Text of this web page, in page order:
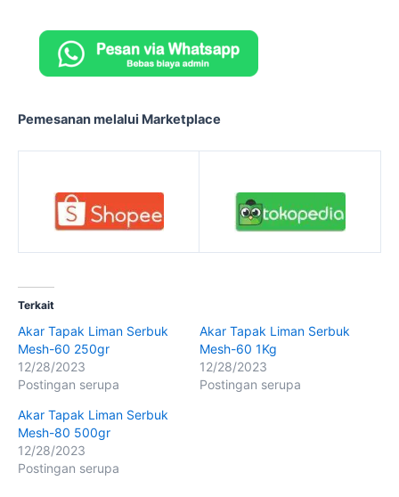
Pemesanan melalui Marketplace
Terkait
Akar Tapak Liman Serbuk
Mesh-60 250gr
12/28/2023
Postingan serupa
Akar Tapak Liman Serbuk
Mesh-60 1Kg
12/28/2023
Postingan serupa
Akar Tapak Liman Serbuk
Mesh-80 500gr
12/28/2023
Postingan serupa